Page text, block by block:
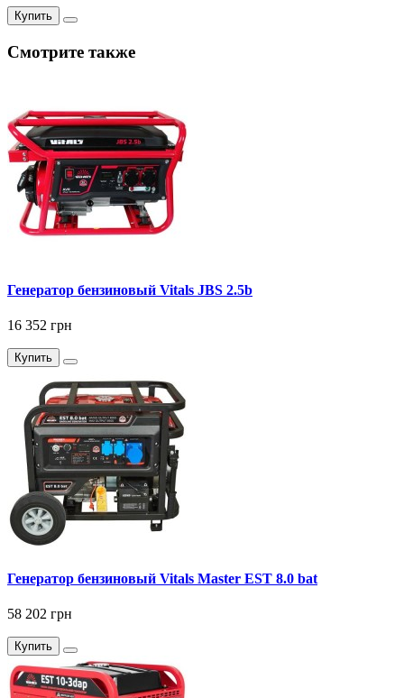
Купить
Смотрите также
Генератор бензиновый Vitals JBS 2.5b
16 352 грн
Купить
Генератор бензиновый Vitals Master EST 8.0 bat
58 202 грн
Купить